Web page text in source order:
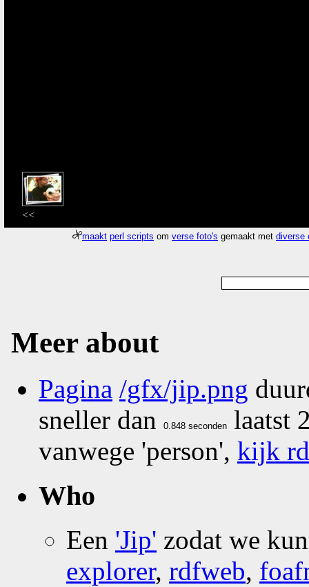
<<
maakt perl scripts omverse foto's gemaakt metdiverse
Meer about
Pagina /gfx/jip.png
sneller dan
laatst
vanwege 'person', kijk
Who
Een 'Jip' zodat we
explorer, rdfweb,